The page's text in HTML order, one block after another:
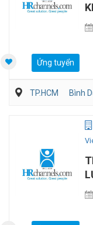
Ứng tuyển
TP.HCM Bình